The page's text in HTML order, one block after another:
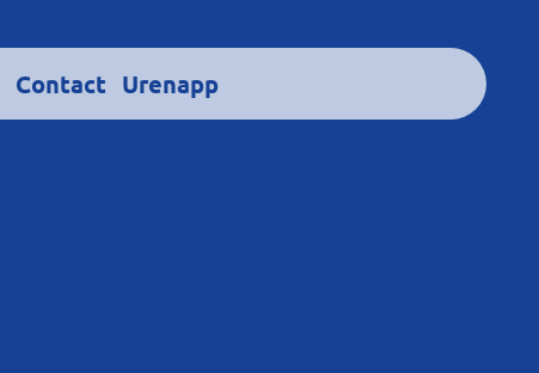
Contact Urenapp